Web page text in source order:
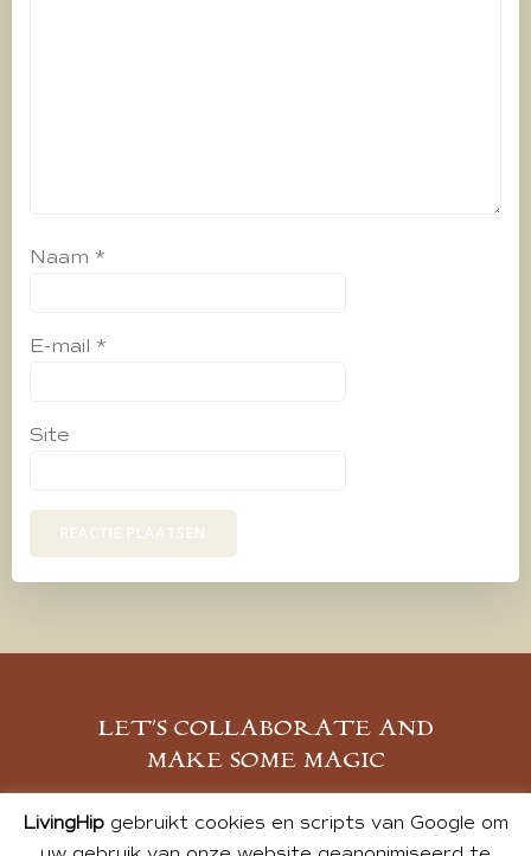
Naam *
E-mail *
Site
LET’S COLLABORATE AND
MAKE SOME MAGIC
MELD JE AAN
LivingHipgebruikt cookies en scripts van Google om